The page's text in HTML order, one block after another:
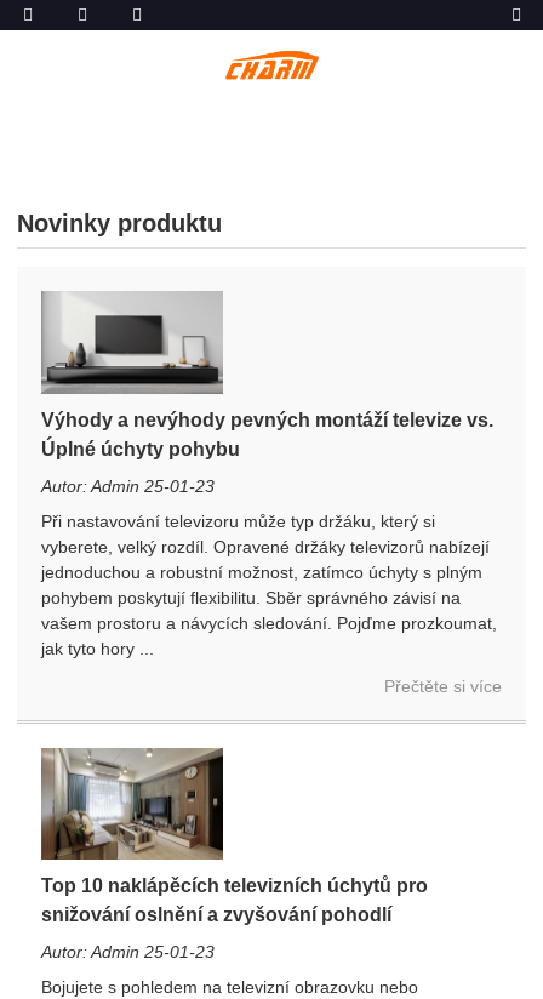
Novinky produktu
Výhody a nevýhody pevných montáží televize vs.
Úplné úchyty pohybu
Autor: Admin 25-01-23
Při nastavování televizoru může typ držáku, který si
vyberete, velký rozdíl. Opravené držáky televizorů nabízejí
jednoduchou a robustní možnost, zatímco úchyty s plným
pohybem poskytují flexibilitu. Sběr správného závisí na
vašem prostoru a návycích sledování. Pojďme prozkoumat,
jak tyto hory ...
Přečtěte si více
Top 10 naklápěcích televizních úchytů pro
snižování oslnění a zvyšování pohodlí
Autor: Admin 25-01-23
Bojujete s pohledem na televizní obrazovku nebo